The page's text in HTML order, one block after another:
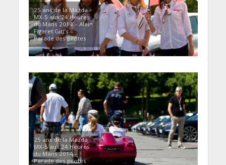
25 ans de la Mazda
MX-5 aux 24 Heures
du Mans 2014 – Alain
Figaret Girl’s –
Parade des pilotes
25 ans de la Mazda
MX-5 aux 24 Heures
du Mans 2014 –
Parade des pilotes